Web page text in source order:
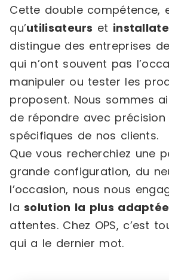
Cette double compétence,
qu’utilisateurs et
distingue des entreprises
qui n’ont souvent pas
manipuler ou tester les
proposent. Nous sommes
de répondre avec précision
spécifiques de nos clients.
Que vous recherchiez une
grande configuration, du
l’occasion, nous nous
lasolution la plus adaptée
attentes. Chez OPS, c’est
qui a le dernier mot.